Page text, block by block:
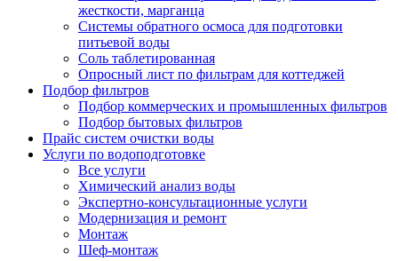
жесткости, марганца
Системы обратного осмоса для подготовки
питьевой воды
Соль таблетированная
Опросный лист по фильтрам для коттеджей
Подбор фильтров
Подбор коммерческих и промышленных фильтров
Подбор бытовых фильтров
Прайс систем очистки воды
Услуги по водоподготовке
Все услуги
Химический анализ воды
Экспертно-консультационные услуги
Модернизация и ремонт
Монтаж
Шеф-монтаж